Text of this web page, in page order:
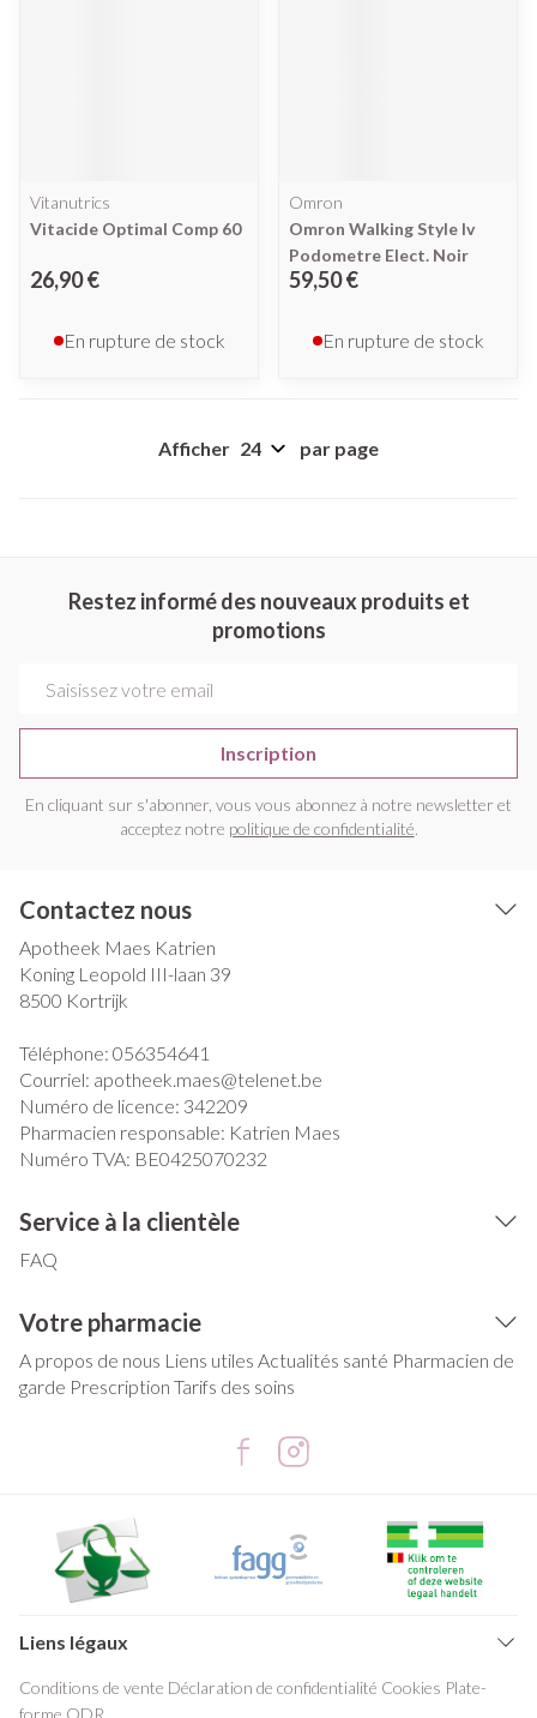
Vitanutrics
Vitacide Optimal Comp 60
26,90 €
En rupture de stock
Omron
Omron Walking Style Iv
Podometre Elect. Noir
59,50 €
En rupture de stock
Afficher par page
Restez informé des nouveaux produits et
promotions
Inscription
En cliquant sur s'abonner, vous vous abonnez à notre newsletter et
acceptez notre politique de confidentialité.
Contactez nous
Apotheek Maes Katrien
Koning Leopold III-laan 39
8500 Kortrijk
Téléphone: 056354641
Courriel: apotheek.maes@telenet.be
Numéro de licence: 342209
Pharmacien responsable: Katrien Maes
Numéro TVA: BE0425070232
Service à la clientèle
FAQ
Votre pharmacie
A propos de nous Liens utiles Actualités santé Pharmacien de
garde Prescription Tarifs des soins
Liens légaux
Conditions de vente Déclaration de confidentialité Cookies Plate-
forme ODR